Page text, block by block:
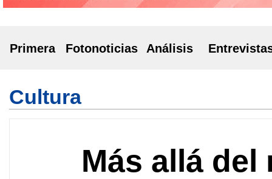
Primera Fotonoticias Análisis
Cultura
Más allá